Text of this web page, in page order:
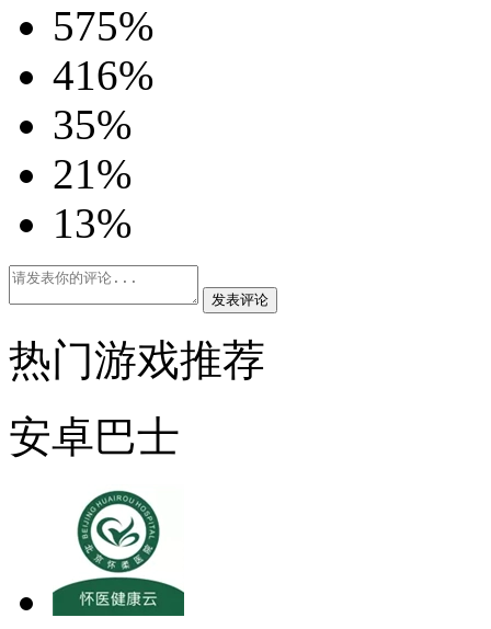
575%
416%
35%
21%
1 3%
发表评论
热门游戏推荐
安卓巴士